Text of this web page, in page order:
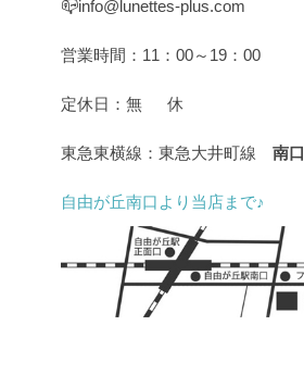
📪info@lunettes-plus.com
営業時間：11：00～19：00
定休日：無 休
東急東横線：東急大井町線 南口
自由が丘南口より当店まで♪